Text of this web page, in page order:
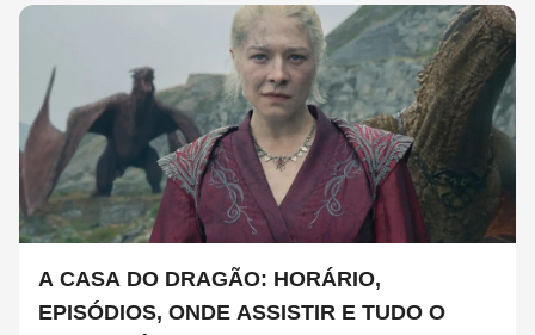
A CASA DO DRAGÃO: HORÁRIO,
EPISÓDIOS, ONDE ASSISTIR E TUDO O